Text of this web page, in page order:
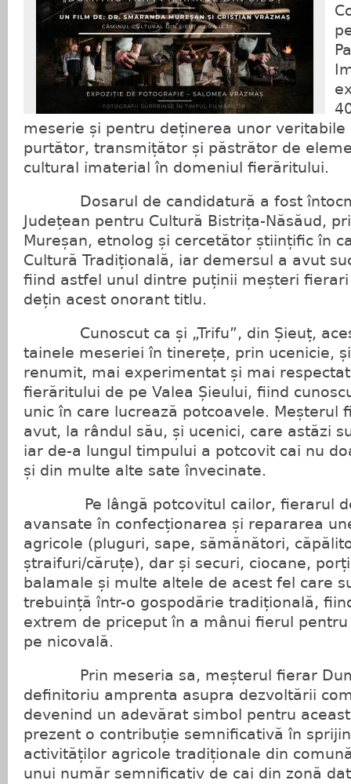
meserie și pentru deținerea unor
purtător, transmițător și păstrător de
cultural imaterial în domeniul fierăritului.
Dosarul de candidatură a fost
Județean pentru Cultură Bistrița-Năsăud,
Mureșan, etnolog și cercetător științific în
Cultură Tradițională, iar demersul a avut
fiind astfel unul dintre puținii meșteri fierari
dețin acest onorant titlu.
Cunoscut ca și „Trifu”, din Șieuț,
tainele meseriei în tinerețe, prin ucenicie,
renumit, mai experimentat și mai
fierăritului de pe Valea Șieului, fiind
unic în care lucrează potcoavele. Meșterul
avut, la rândul său, și ucenici, care astăzi
iar de-a lungul timpului a potcovit cai nu
și din multe alte sate învecinate.
Pe lângă potcovitul cailor, fierarul
avansate în confecționarea și repararea
agricole (pluguri, sape, sămănători,
ștraifuri/căruțe), dar și securi, ciocane,
balamale și multe altele de acest fel care
trebuință într-o gospodărie tradițională,
extrem de priceput în a mânui fierul
pe nicovală.
Prin meseria sa, meșterul fierar
definitoriu amprenta asupra dezvoltării
devenind un adevărat simbol pentru
prezent o contribuție semnificativă în
activităților agricole tradiționale din
unui număr semnificativ de cai din zonă